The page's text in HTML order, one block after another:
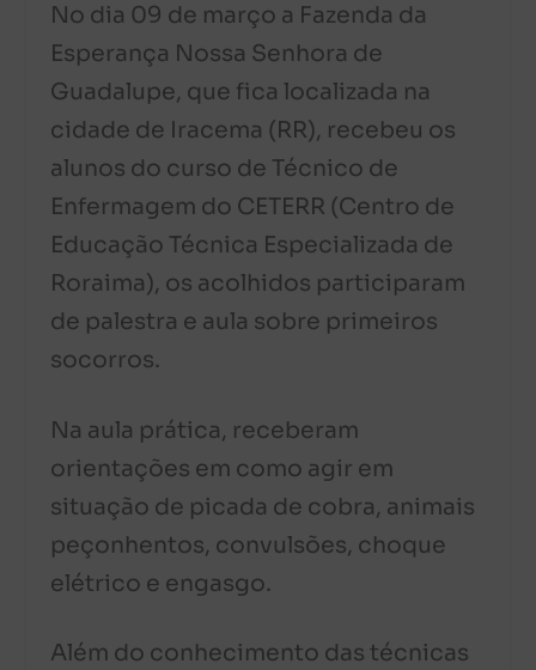
No dia 09 de março a Fazenda da
Esperança Nossa Senhora de
Guadalupe, que fica localizada na
cidade de Iracema (RR), recebeu os
alunos do curso de Técnico de
Enfermagem do CETERR (Centro de
Educação Técnica Especializada de
Roraima), os acolhidos participaram
de palestra e aula sobre primeiros
socorros.
Na aula prática, receberam
orientações em como agir em
situação de picada de cobra, animais
peçonhentos, convulsões, choque
elétrico e engasgo.
Além do conhecimento das técnicas